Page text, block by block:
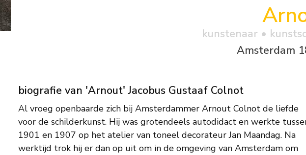
kunstenaar •
Amsterdam
biografie van 'Arnout' Jacobus Gustaaf Colnot
Al vroeg openbaarde zich bij Amsterdammer Arnout Colnot de liefde
voor de schilderkunst. Hij was grotendeels autodidact en werkte tussen
1901 en 1907 op het atelier van toneel decorateur Jan Maandag. Na
werktijd trok hij er dan op uit om in de omgeving van Amsterdam om